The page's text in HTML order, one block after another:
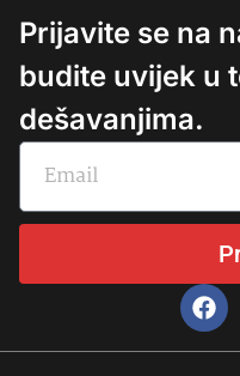
Prijavite se na
budite uvijek u
dešavanjima.